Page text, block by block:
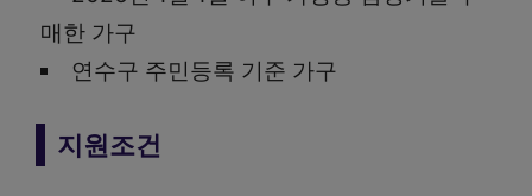
매한 가구
연수구 주민등록 기준 가구
지원조건